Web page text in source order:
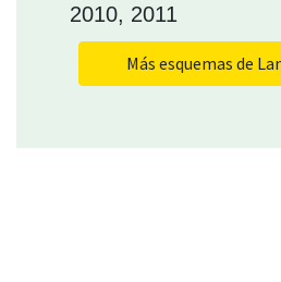
2010, 2011
Más esquemas de